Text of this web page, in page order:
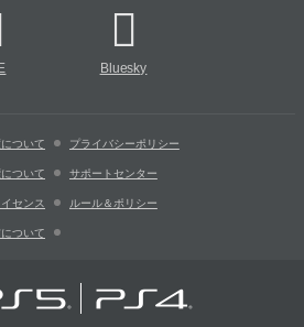
Bluesky
ついて プライバシーポリシー
ついて サポートセンター
イセンス ルール＆ポリシー
ついて